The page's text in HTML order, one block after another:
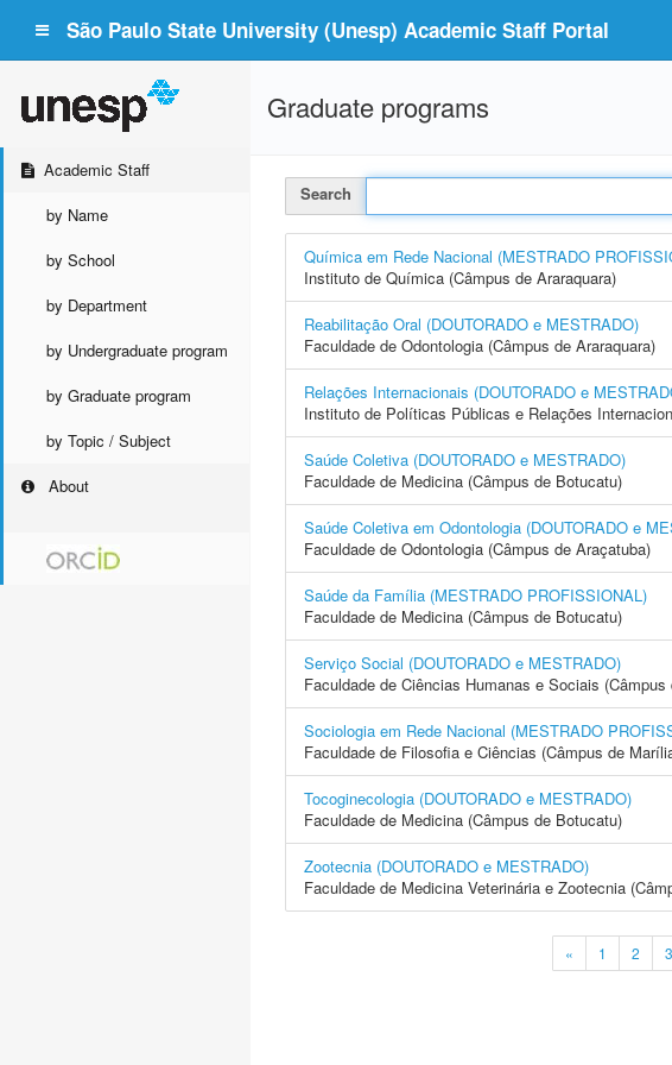
São Paulo State University (Unesp) Academic Staff Portal
Academic Staff
by Name
by School
by Department
by Undergraduate program
by Graduate program
by Topic / Subject
About
Graduate programs
Search
Química em Rede Nacional (MESTRADO
Instituto de Química (Câmpus de Araraquara)
Reabilitação Oral (DOUTORADO e MESTRADO)
Faculdade de Odontologia (Câmpus de Araraquara)
Relações Internacionais (DOUTORADO e
Instituto de Políticas Públicas e Relações
Saúde Coletiva (DOUTORADO e MESTRADO)
Faculdade de Medicina (Câmpus de Botucatu)
Saúde Coletiva em Odontologia (DOUTORADO e
Faculdade de Odontologia (Câmpus de Araçatuba)
Saúde da Família (MESTRADO PROFISSIONAL)
Faculdade de Medicina (Câmpus de Botucatu)
Serviço Social (DOUTORADO e MESTRADO)
Faculdade de Ciências Humanas e Sociais (Câmpus
Sociologia em Rede Nacional (MESTRADO
Faculdade de Filosofia e Ciências (Câmpus de
Tocoginecologia (DOUTORADO e MESTRADO)
Faculdade de Medicina (Câmpus de Botucatu)
Zootecnia (DOUTORADO e MESTRADO)
Faculdade de Medicina Veterinária e Zootecnia
« 1 2 3